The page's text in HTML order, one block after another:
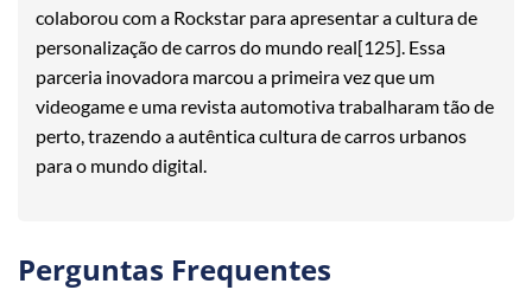
colaborou com a Rockstar para apresentar a cultura de
personalização de carros do mundo real[125]. Essa
parceria inovadora marcou a primeira vez que um
videogame e uma revista automotiva trabalharam tão de
perto, trazendo a autêntica cultura de carros urbanos
para o mundo digital.
Perguntas Frequentes